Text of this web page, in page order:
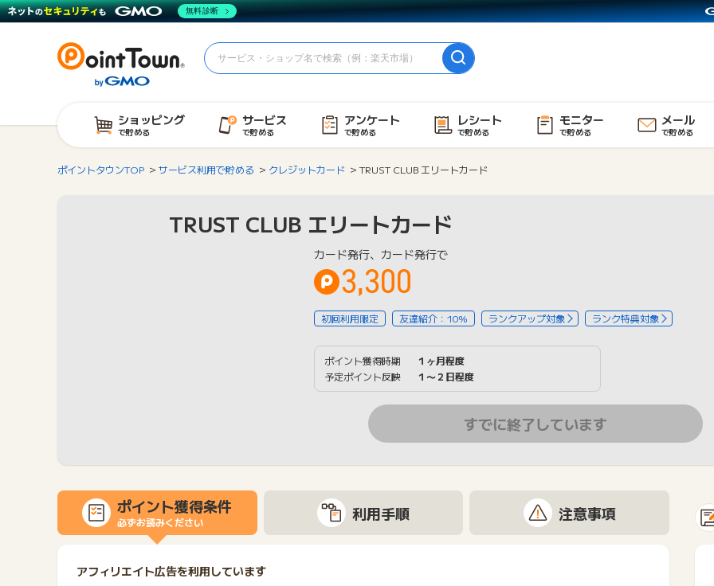
ショッピング
で貯める
サービス
で貯める
アンケート
で貯める
レシート
で貯める
モニター
で貯める
メール
で貯める
ポイントタウンTOP サービス利用で貯める クレジットカード TRUST CLUB エリートカード
TRUST CLUB エリートカード
カード発行、カード発行で
3,300
初回利用限定 友達紹介：10% ランクアップ対象 ランク特典対象
ポイント獲得時期
１ヶ月程度
予定ポイント反映
１〜２日程度
すでに終了しています
ポイント獲得条件
必ずお読みください 利用手順 注意事項
アフィリエイト広告を利用しています
無料診断